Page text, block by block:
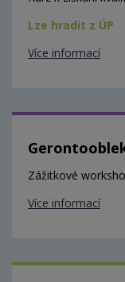
Lze hradit z ÚP
Více informací
Zážitkové
Více informací